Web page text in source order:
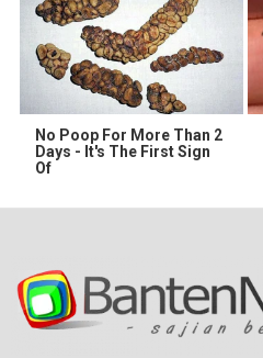
No Poop For More Than 2
Days - It's The First Sign
Of